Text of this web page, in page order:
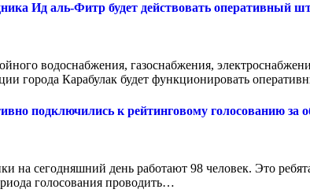
Ид аль-Фитр будет действовать оперативный
водоснабжения, газоснабжения,
города Карабулак будет функционировать
подключились к рейтинговому голосованию за
на сегодняшний день работают 98 человек. Это
голосования проводить…